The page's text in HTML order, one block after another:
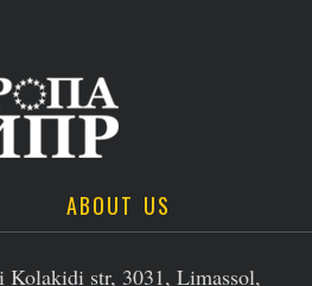
ABOUT US
str, 3031, Limassol,